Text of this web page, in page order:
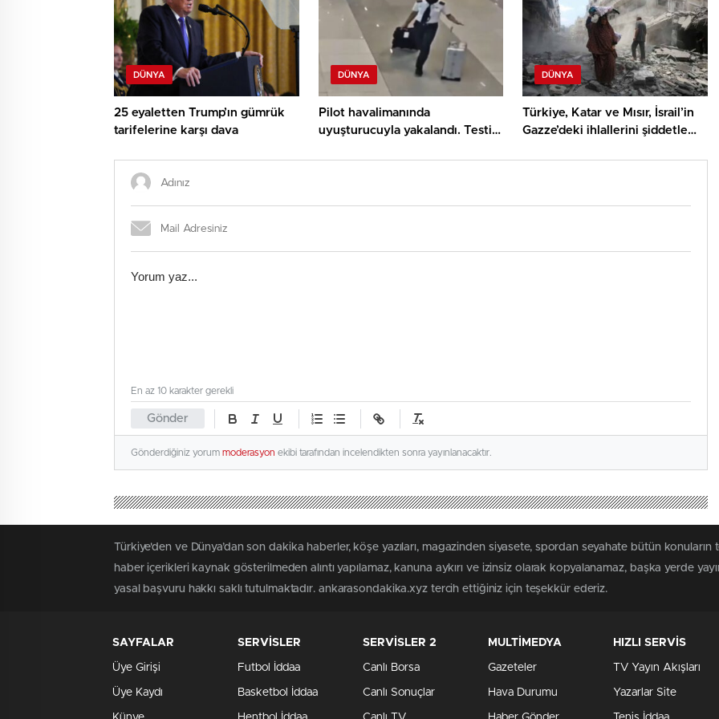
DÜNYA
25 eyaletten Trump’ın gümrük
tarifelerine karşı dava
DÜNYA
Pilot havalimanında
uyuşturucuyla yakalandı. Testi
DÜNYA
Türkiye, Katar ve Mısır, İsrail’in
Gazze’deki ihlallerini şiddetle
Gönder
En az 10 karakter gerekli
Gönderdiğiniz yorum moderasyon ekibi tarafından incelendikten sonra yayınlanacaktır.
Türkiye'den ve Dünya’dan son dakika haberler, köşe yazıları, magazinden siyasete, spordan seyahate bütün
haber içerikleri kaynak gösterilmeden alıntı yapılamaz, kanuna aykırı ve izinsiz olarak kopyalanamaz, başka yerde
yasal başvuru hakkı saklı tutulmaktadır. ankarasondakika.xyz tercih ettiğiniz için teşekkür ederiz.
SAYFALAR
Üye Girişi
Üye Kaydı
SERVİSLER
Futbol İddaa
Basketbol İddaa
SERVİSLER 2
Canlı Borsa
Canlı Sonuçlar
MULTİMEDYA
Gazeteler
Hava Durumu
HIZLI SERVİS
TV Yayın Akışları
Yazarlar Site